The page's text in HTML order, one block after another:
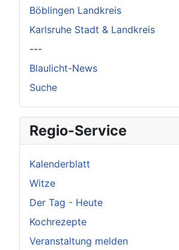
Böblingen Landkreis
Karlsruhe Stadt & Landkreis
---
Blaulicht-News
Suche
Regio-Service
Kalenderblatt
Witze
Der Tag - Heute
Kochrezepte
Veranstaltung melden